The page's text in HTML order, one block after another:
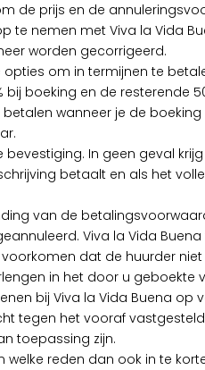
de prijs en de
te nemen met Viva la Vida
worden gecorrigeerd.
opties om in termijnen te
bij boeking en de resterende
wanneer je de
In geen geval
betaalt en als het
van de
Viva la Vida
dat de huurder
in het door u
bij Viva la Vida Buena
tegen het vooraf
toepassing zijn.
welke reden dan ook in te